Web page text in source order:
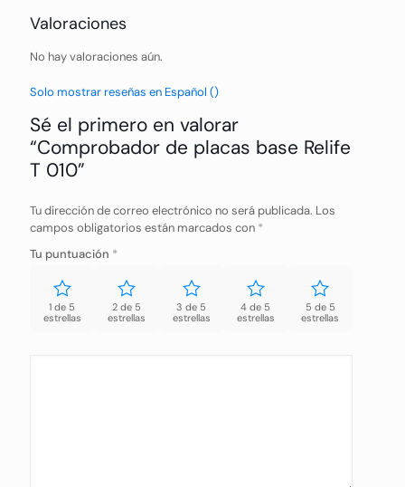
Valoraciones
No hay valoraciones aún.
Solo mostrar reseñas en Español ()
Sé el primero en valorar
“Comprobador de placas base Relife
T 010”
Tu dirección de correo electrónico no será publicada. Los
campos obligatorios están marcados con *
Tu puntuación *
1 de 5
estrellas
2 de 5
estrellas
3 de 5
estrellas
4 de 5
estrellas
5 de 5
estrellas